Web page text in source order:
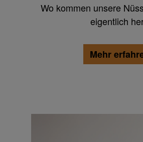
Wo kommen unsere
eigentlich
Mehr